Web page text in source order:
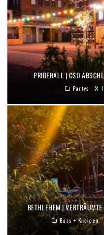
PRIDEBALL | CSD
Partys
BETHLEHEM |
Bars + Kneipen